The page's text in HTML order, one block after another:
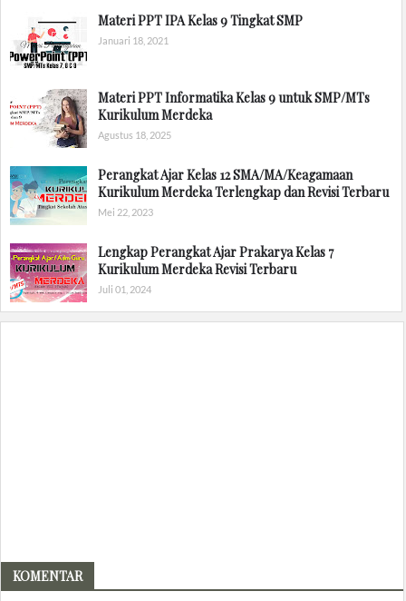
Materi PPT IPA Kelas 9 Tingkat SMP
Januari 18, 2021
Materi PPT Informatika Kelas 9 untuk SMP/MTs
Kurikulum Merdeka
Agustus 18, 2025
Perangkat Ajar Kelas 12 SMA/MA/Keagamaan
Kurikulum Merdeka Terlengkap dan Revisi Terbaru
Mei 22, 2023
Lengkap Perangkat Ajar Prakarya Kelas 7
Kurikulum Merdeka Revisi Terbaru
Juli 01, 2024
KOMENTAR